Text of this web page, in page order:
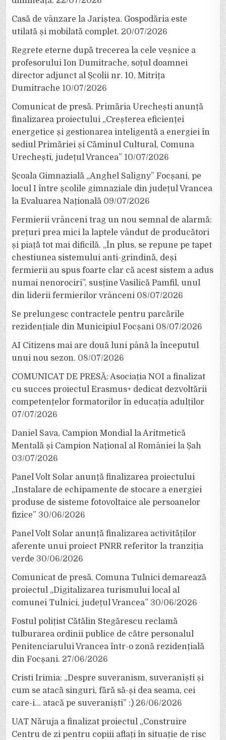
Casă de vânzare la Jariștea. Gospodăria este
utilată și mobilată complet. 20/07/2026
Regrete eterne după trecerea la cele veșnice a
profesorului Ion Dumitrache, soțul doamnei
director adjunct al Școlii nr. 10, Mitrița
Dumitrache 10/07/2026
Comunicat de presă. Primăria Urechești anunță
finalizarea proiectului „Creșterea eficienței
energetice și gestionarea inteligentă a energiei în
sediul Primăriei și Căminul Cultural, Comuna
Urechești, județul Vrancea” 10/07/2026
Școala Gimnazială „Anghel Saligny” Focșani, pe
locul I între școlile gimnaziale din județul Vrancea
la Evaluarea Națională 09/07/2026
Fermierii vrânceni trag un nou semnal de alarmă:
prețuri prea mici la laptele vândut de producători
și piață tot mai dificilă. „În plus, se repune pe tapet
chestiunea sistemului anti-grindină, deși
fermierii au spus foarte clar că acest sistem a adus
numai nenorociri”, susține Vasilică Pamfil, unul
din liderii fermierilor vrânceni 08/07/2026
Se prelungesc contractele pentru parcările
rezidențiale din Municipiul Focșani 08/07/2026
AI Citizens mai are două luni până la începutul
unui nou sezon. 08/07/2026
COMUNICAT DE PRESĂ: Asociația NOI a finalizat
cu succes proiectul Erasmus+ dedicat dezvoltării
competențelor formatorilor în educația adulților
07/07/2026
Daniel Sava, Campion Mondial la Aritmetică
Mentală și Campion Național al României la Șah
03/07/2026
Panel Volt Solar anunță finalizarea proiectului
„Instalare de echipamente de stocare a energiei
produse de sisteme fotovoltaice ale persoanelor
fizice” 30/06/2026
Panel Volt Solar anunță finalizarea activităților
aferente unui proiect PNRR referitor la tranziția
verde 30/06/2026
Comunicat de presă. Comuna Tulnici demarează
proiectul „Digitalizarea turismului local al
comunei Tulnici, județul Vrancea” 30/06/2026
Fostul polițist Cătălin Stegărescu reclamă
tulburarea ordinii publice de către personalul
Penitenciarului Vrancea într-o zonă rezidențială
din Focșani. 27/06/2026
Cristi Irimia: „Despre suveranism, suveraniști și
cum se atacă singuri, fără să-și dea seama, cei
care-i… atacă pe suveraniști” :) 26/06/2026
UAT Năruja a finalizat proiectul „Construire
Centru de zi pentru copiii aflați în situație de risc